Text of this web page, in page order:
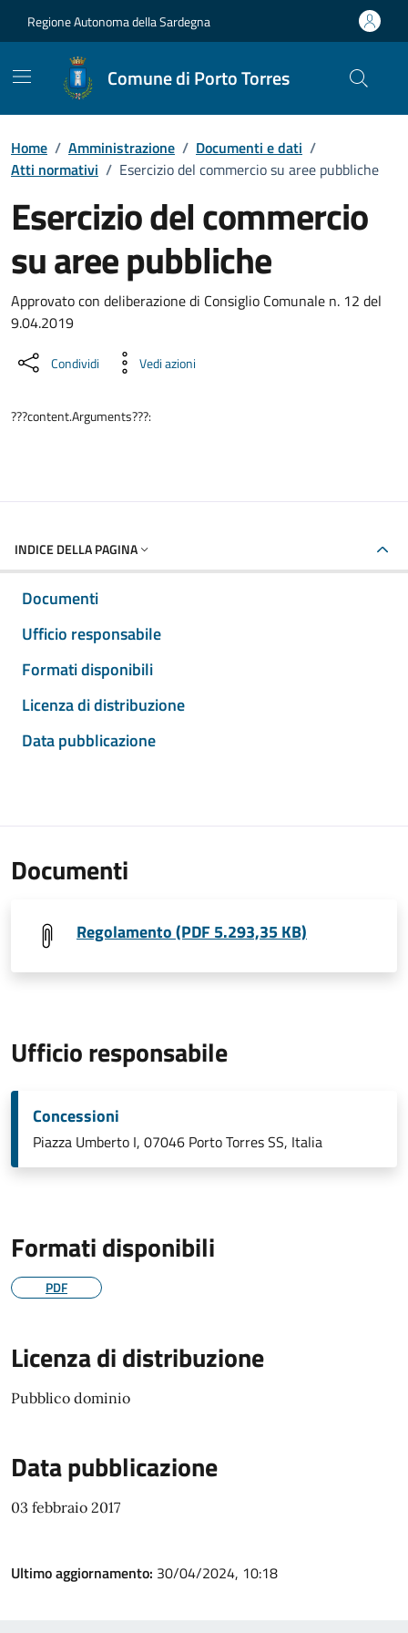
Regione Autonoma della Sardegna
Comune di Porto Torres
Home / Amministrazione / Documenti e dati /
Atti normativi / Esercizio del commercio su aree pubbliche
Esercizio del commercio
su aree pubbliche
Dettaglio del documento
Approvato con deliberazione di Consiglio Comunale n. 12 del
9.04.2019
Condividi Vedi azioni
???content.Arguments???:
INDICE DELLA PAGINA
Documenti
Ufficio responsabile
Formati disponibili
Licenza di distribuzione
Data pubblicazione
Documenti
Regolamento (PDF 5.293,35 KB)
Ufficio responsabile
Concessioni
Piazza Umberto I, 07046 Porto Torres SS, Italia
Formati disponibili
PDF
Licenza di distribuzione
Pubblico dominio
Data pubblicazione
03 febbraio 2017
Ultimo aggiornamento: 30/04/2024, 10:18